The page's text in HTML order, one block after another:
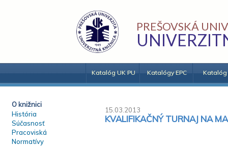
PREŠOVSKÁ
Katalóg UK PU Katalógy EPC Katalóg
O knižnici
História
Súčasnosť
Pracoviská
Normatívy
15.03.2013
KVALIFIKAČNÝ TURNAJ NA